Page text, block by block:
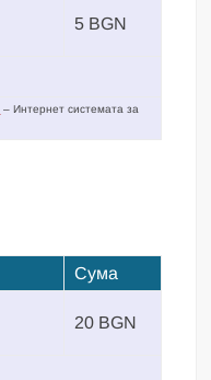
5 BGN
– Интернет системата за
Сума
20 BGN